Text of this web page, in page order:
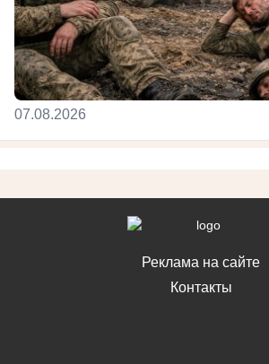
07.08.2026
Реклама на сайте
Контакты